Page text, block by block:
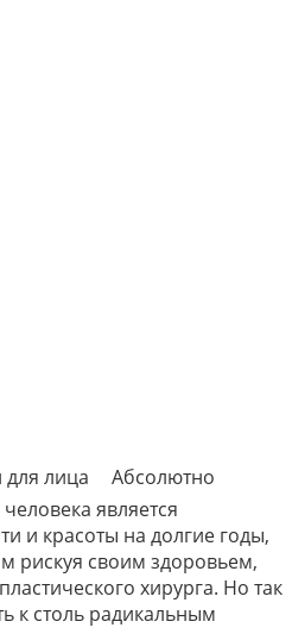
Абсолютно
является
и красоты на долгие годы,
рискуя своим здоровьем,
хирурга. Но так
к столь радикальным